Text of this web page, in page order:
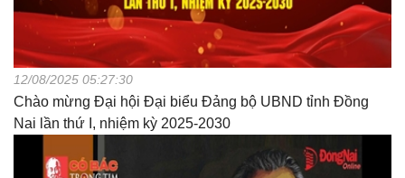
12/08/2025 05:27:30
Chào mừng Đại hội Đại biểu Đảng bộ UBND tỉnh Đồng
Nai lần thứ I, nhiệm kỳ 2025-2030